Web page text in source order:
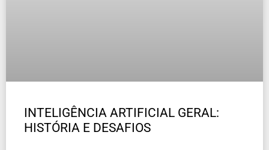
INTELIGÊNCIA ARTIFICIAL GERAL:
HISTÓRIA E DESAFIOS